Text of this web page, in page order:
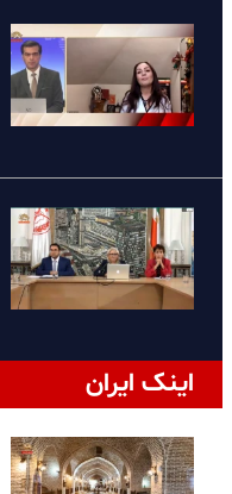
اینک ایران